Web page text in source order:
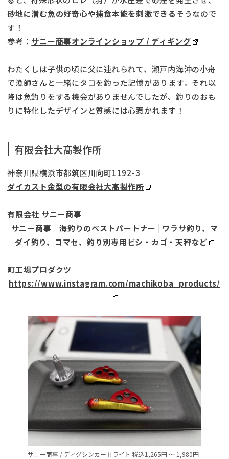
砂地に潜む魚の好奇心や捕食本能を刺激できるそうなので
す！
参考： サニー商事オンラインショップ / ディギング
わたくしは子供の頃に父に連れられて、瀬戸内海沖の小舟
で漁師さんと一緒にタコを釣った記憶があります。それ以
降は魚釣りをする機会がありませんでしたが、釣りのおも
りに特化したデザインと質感には心惹かれます！
有限会社大髙製作所
神奈川県横浜市都筑区川向町1192-3
ダイカスト金型の有限会社大髙製作所
有限会社 サニー商事
サニー商事 海釣りのベストパートナー | ワラサ釣り、マ
ダイ釣り、コマセ、釣り別専用ビシ・カゴ・天秤など
町工場プロダクツ
https://www.instagram.com/machikoba_products/
サニー商事 / ディグシンカーⅡライト 税込1,265円 ～ 1,980円